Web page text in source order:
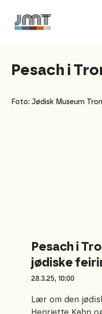
Pesach i
Foto: Jødisk Museum
Pesach i
jødiske
28.3.25, 10:00
Lær om den